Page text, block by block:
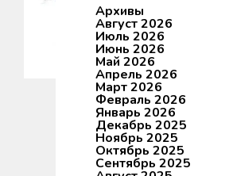
Архивы
Август 2026
Июль 2026
Июнь 2026
Май 2026
Апрель 2026
Март 2026
Февраль 2026
Январь 2026
Декабрь 2025
Ноябрь 2025
Октябрь 2025
Сентябрь 2025